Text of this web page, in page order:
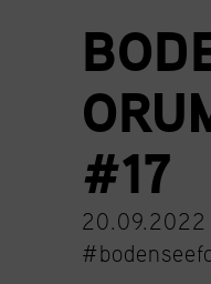
#17
20.09.2022